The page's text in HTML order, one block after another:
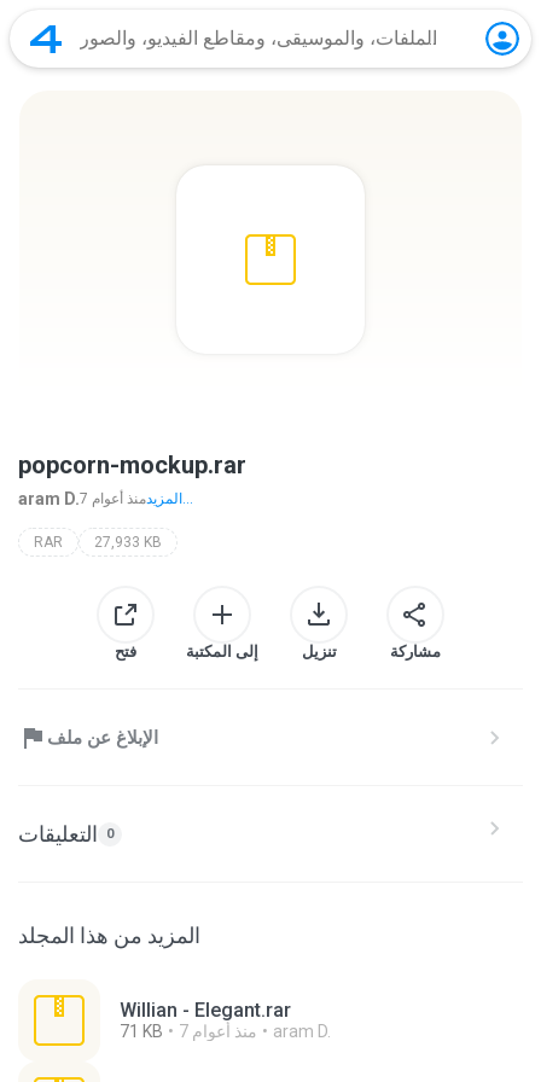
popcorn-mockup.rar
aram D. 7 منذ أعوام المزيد...
RAR 27,933 KB
فتح إلى المكتبة تنزيل مشاركة
الإبلاغ عن ملف
التعليقات 0
المزيد من هذا المجلد
Willian - Elegant.rar
71 KB 7 منذ أعوام aram D.